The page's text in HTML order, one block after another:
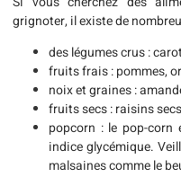
grignoter, il existe de
des légumes crus :
fruits frais : pommes,
noix et graines :
fruits secs : raisins
popcorn : le pop-corn
indice glycémique.
malsaines comme le